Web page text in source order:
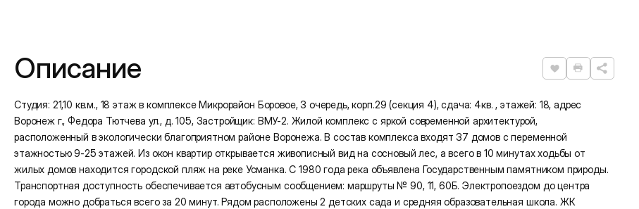
Описание НравитсяРаспечатать
Студия: 21,10 кв.м., 18 этаж в комплексе Микрорайон Боровое, 3 очередь, корп.29 (секция 4), сдача: 4кв. , этажей: 18, адрес
Воронеж г., Федора Тютчева ул., д. 105, Застройщик: ВМУ-2. Жилой комплекс с яркой современной архитектурой,
расположенный в экологически благоприятном районе Воронежа. В состав комплекса входят 37 домов с переменной
этажностью 9-25 этажей. Из окон квартир открывается живописный вид на сосновый лес, а всего в 10 минутах ходьбы от
жилых домов находится городской пляж на реке Усманка. С 1980 года река объявлена Государственным памятником природы.
Транспортная доступность обеспечивается автобусным сообщением: маршруты № 90, 11, 60Б. Электропоездом до центра
города можно добраться всего за 20 минут. Рядом расположены 2 детских сада и средняя образовательная школа. ЖК